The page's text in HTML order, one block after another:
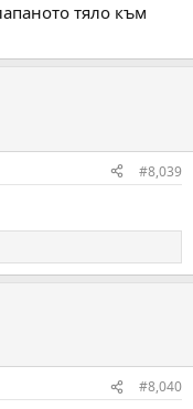
тяло към
#8,039
#8,040